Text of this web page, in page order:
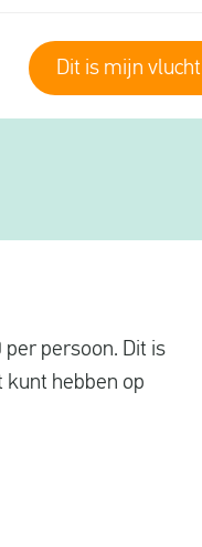
Dit is mijn vlucht
persoon. Dit is
kunt hebben op